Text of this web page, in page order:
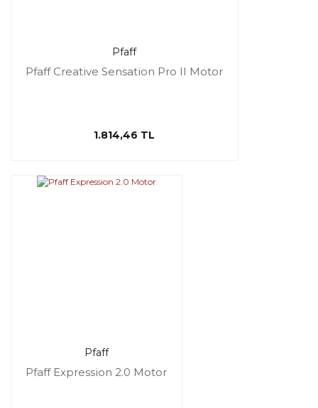
Pfaff
Pfaff Creative Sensation Pro II Motor
1.814,46 TL
Pfaff
Pfaff Expression 2.0 Motor